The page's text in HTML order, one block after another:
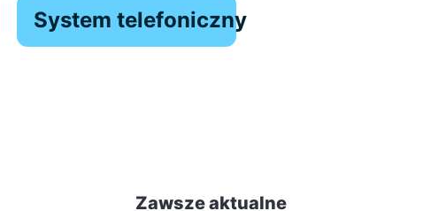
System telefoniczny
Zawsze aktualne